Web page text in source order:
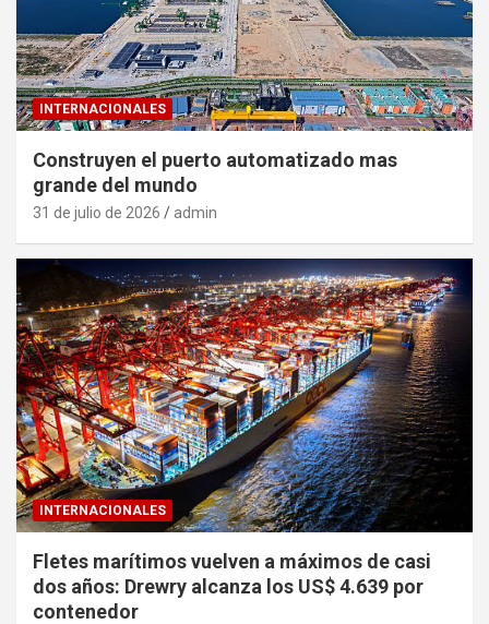
INTERNACIONALES
Construyen el puerto automatizado mas
grande del mundo
31 de julio de 2026 admin
INTERNACIONALES
Fletes marítimos vuelven a máximos de casi
dos años: Drewry alcanza los US$ 4.639 por
contenedor